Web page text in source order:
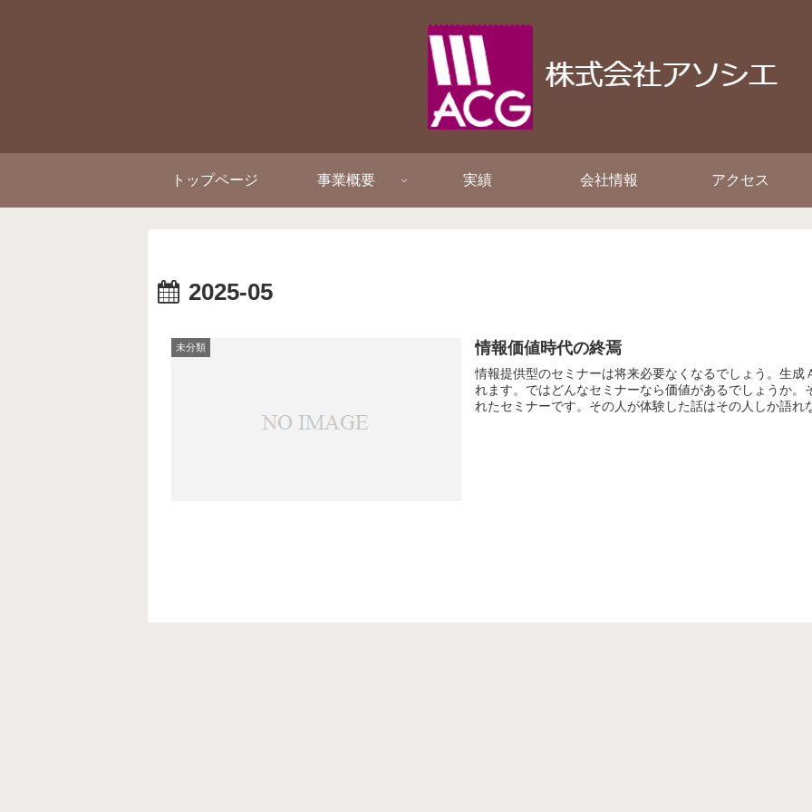
トップページ 事業概要 実績 会社情報 アクセス
2025-05
未分類 情報価値時代の終焉
情報提供型のセミナーは将来必要なくなるでしょう。生成
れます。ではどんなセミナーなら価値があるでしょうか。
れたセミナーです。その人が体験した話はその人しか語れ